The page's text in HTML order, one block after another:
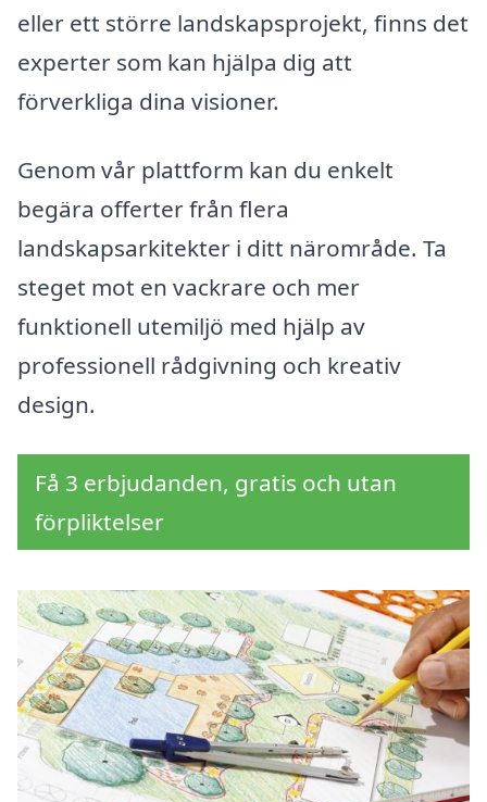
eller ett större landskapsprojekt, finns det
experter som kan hjälpa dig att
förverkliga dina visioner.
Genom vår plattform kan du enkelt
begära offerter från flera
landskapsarkitekter i ditt närområde. Ta
steget mot en vackrare och mer
funktionell utemiljö med hjälp av
professionell rådgivning och kreativ
design.
Få 3 erbjudanden, gratis och utan
förpliktelser